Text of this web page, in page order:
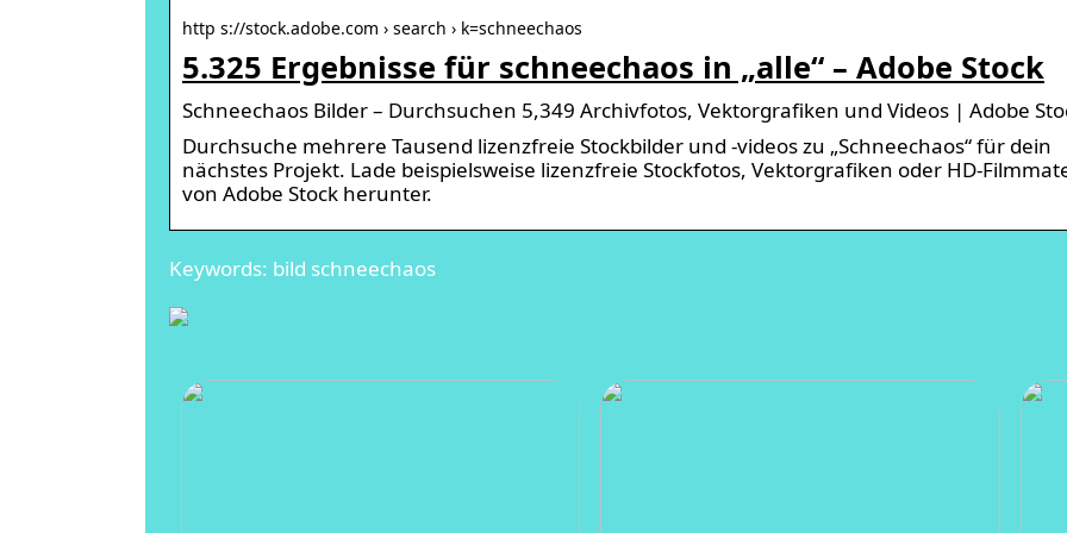
http s://stock.adobe.com › search › k=schneechaos
5.325 Ergebnisse für schneechaos in „alle“ – Adobe Stock
Schneechaos Bilder – Durchsuchen 5,349 Archivfotos, Vektorgrafiken und Videos | Adobe
Durchsuche mehrere Tausend lizenzfreie Stockbilder und -videos zu „Schneechaos“ für dein
nächstes Projekt. Lade beispielsweise lizenzfreie Stockfotos, Vektorgrafiken oder HD-
von Adobe Stock herunter.
Keywords: bild schneechaos